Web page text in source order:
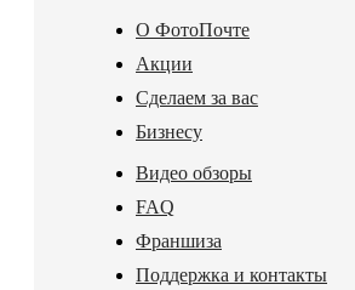
О ФотоПочте
Акции
Сделаем за вас
Бизнесу
Видео обзоры
FAQ
Франшиза
Поддержка и контакты